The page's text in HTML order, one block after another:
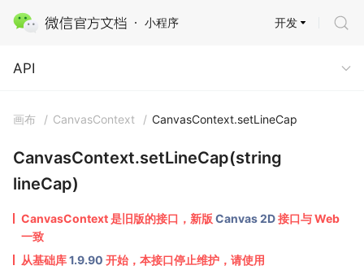
小程序
API
开发
API
画布 / CanvasContext / CanvasContext.setLineCap
CanvasContext.setLineCap(string
lineCap)
CanvasContext 是旧版的接口，新版 Canvas 2D接口与 Web
一致
从基础库1.9.90 开始，本接口停止维护，请使用